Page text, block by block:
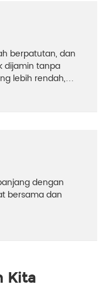
berpatutan, dan
dijamin tanpa
lebih rendah,
dengan
bersama dan
Kita